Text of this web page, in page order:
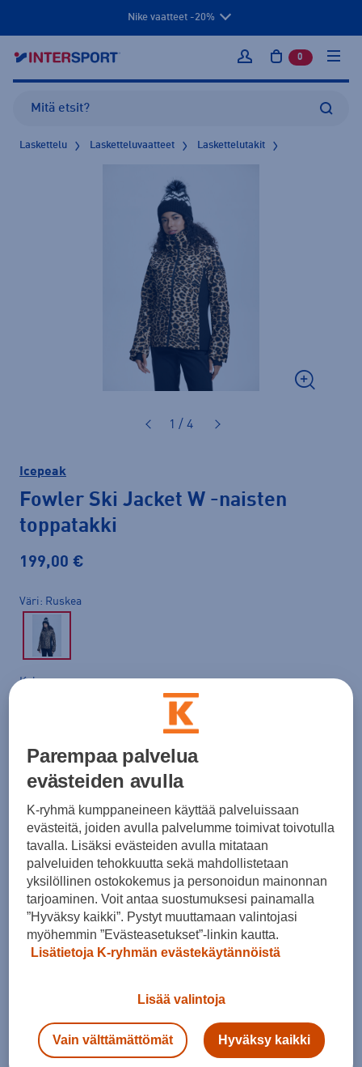
Nike vaatteet -20%
Kirjaudu sisään
0 tuotetta
Laskettelu Lasketteluvaatteet Laskettelutakit
1 / 4
Icepeak
Fowler Ski Jacket W -naisten
toppatakki
199,00 €
Väri Ruskea
Koko
Lisää ostoskoriin
Tarkista saatavuus ja tilaa myymälästä
Verkkokauppa: Ei saatavillaMyymälät: Saatavilla
Valitse koko nähdäksesi myymäläsaatavuuden.
Tilaus- ja toimituskulut
Parempaa palvelua
evästeiden avulla
K-ryhmä kumppaneineen käyttää palveluissaan
evästeitä, joiden avulla palvelumme toimivat toivotulla
tavalla. Lisäksi evästeiden avulla mitataan
palveluiden tehokkuutta sekä mahdollistetaan
yksilöllinen ostokokemus ja personoidun mainonnan
tarjoaminen. Voit antaa suostumuksesi painamalla
”Hyväksy kaikki”. Pystyt muuttamaan valintojasi
myöhemmin ”Evästeasetukset”-linkin kautta.
Lisätietoja K-ryhmän evästekäytännöistä
Lisää valintoja
Vain välttämättömät Hyväksy kaikki